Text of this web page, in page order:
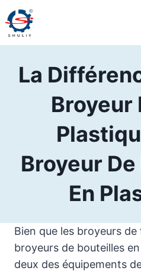
Aller
au
contenu
La
Broyeur
Broyeur
En
Bien que les broyeurs
broyeurs de bouteilles
deux des équipements